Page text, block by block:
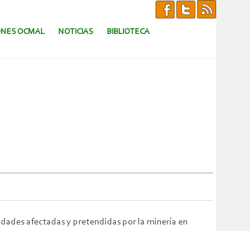
OCMAL NOTICIAS BIBLIOTECA
afectadas y pretendidas por la minería en